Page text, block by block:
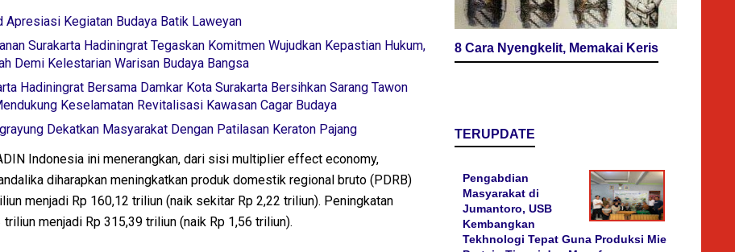
Apresiasi Kegiatan Budaya Batik Laweyan
Surakarta Hadiningrat Tegaskan Komitmen Wujudkan Kepastian Hukum,
Demi Kelestarian Warisan Budaya Bangsa
Hadiningrat Bersama Damkar Kota Surakarta Bersihkan Sarang Tawon
Keselamatan Revitalisasi Kawasan Cagar Budaya
Dekatkan Masyarakat Dengan Patilasan Keraton Pajang
Indonesia ini menerangkan, dari sisi multiplier effect economy,
diharapkan meningkatkan produk domestik regional bruto (PDRB)
menjadi Rp 160,12 triliun (naik sekitar Rp 2,22 triliun). Peningkatan
menjadi Rp 315,39 triliun (naik Rp 1,56 triliun).
8 Cara Nyengkelit, Memakai Keris
TERUPDATE
Pengabdian
Masyarakat di
Jumantoro, USB
Kembangkan
Tekhnologi Tepat Guna Produksi Mie